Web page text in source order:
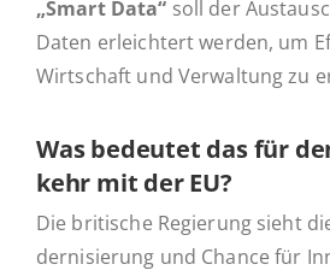
„Smart Data“ soll der
Daten er­leich­tert werden, um
Wirt­schaft und Ver­wal­tung zu
Was be­deu­tet das für
kehr mit der EU?
Die bri­ti­sche Re­gie­rung sieht
der­ni­sie­rung und Chance für